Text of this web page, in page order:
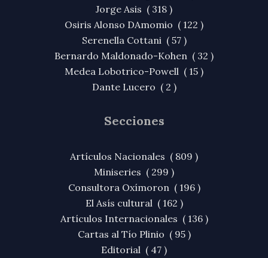
Jorge Asis ( 318 )
Osiris Alonso DAmomio ( 122 )
Serenella Cottani ( 57 )
Bernardo Maldonado-Kohen ( 32 )
Medea Lobotrico-Powell ( 15 )
Dante Lucero ( 2 )
Secciones
Artículos Nacionales ( 809 )
Miniseries ( 299 )
Consultora Oxímoron ( 196 )
El Asís cultural ( 162 )
Artículos Internacionales ( 136 )
Cartas al Tío Plinio ( 95 )
Editorial ( 47 )